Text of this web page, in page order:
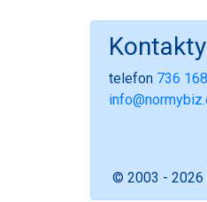
Kontakty
telefon 736
© 2003 - 2026